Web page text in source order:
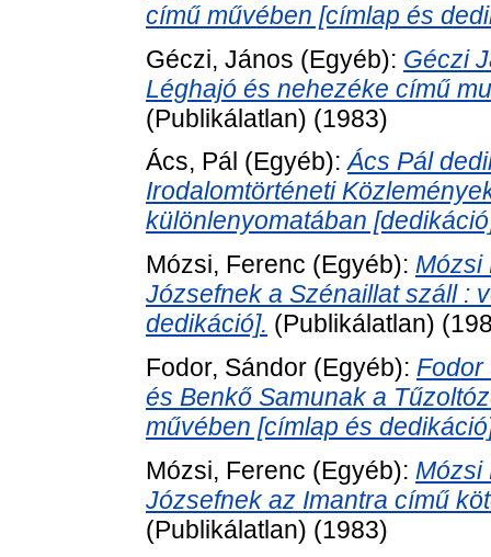
című művében [címlap és
Géczi, János (Egyéb): Géczi
Léghajó és nehezéke című
(Publikálatlan) (1983)
Ács, Pál (Egyéb):Ács Pál
Irodalomtörténeti
különlenyomatában
Mózsi, Ferenc (Egyéb): Mózsi
Józsefnek a Szénaillat száll :
dedikáció]. (Publikálatlan)
Fodor, Sándor (Egyéb): Fodor
és Benkő Samunak a
művében [címlap és
Mózsi, Ferenc (Egyéb): Mózsi
Józsefnek az Imantra című
(Publikálatlan) (1983)